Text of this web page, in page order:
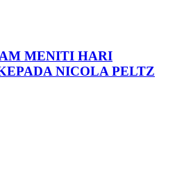
MENITI HARI
NICOLA PELTZ